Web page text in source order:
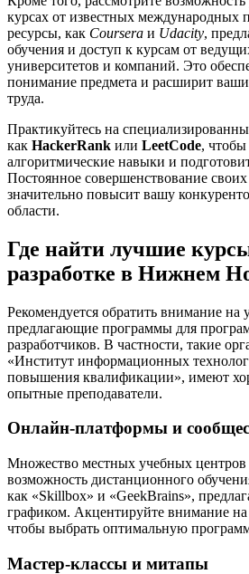
курсах от известных международных
ресурсы, как Coursera и Udacity,
обучения и доступ к курсам от
университетов и компаний. Это
понимание предмета и расширит
труда.
Практикуйтесь на
как HackerRank или LeetCode,
алгоритмические навыки и
Постоянное совершенствование
значительно повысит вашу
области.
Где найти лучшие
разработке в Нижнем
Рекомендуется обратить внимание на
предлагающие программы для
разработчиков. В частности, такие
«Институт информационных
повышения квалификации», имеют
опытные преподаватели.
Онлайн-платформы и
Множество местных учебных центров
возможность дистанционного
как «Skillbox» и «GeekBrains»,
графиком. Акцентируйте внимание
чтобы выбрать оптимальную
Мастер-классы и митапы